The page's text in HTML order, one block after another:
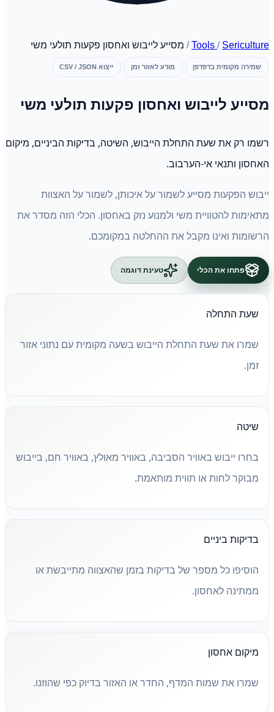
Tools/Sericulture
/מסייע לייבוש ואחסון פקעות תולעי משי
שמירה מקומית בדפדפן מודע לאזור זמן ייצוא CSV / JSON
מסייע לייבוש ואחסון פקעות תולעי משי
רשמו רק את שעת התחלת הייבוש, השיטה, בדיקות הביניים, מיקום
האחסון ותנאי אי-הערבוב.
ייבוש הפקעות מסייע לשמור על איכותן, לשמור על האצוות
מתאימות להטוויית משי ולמנוע נזק באחסון. הכלי הזה מסדר את
הרשומות ואינו מקבל את ההחלטה במקומכם.
פתחו את הכלי טעינת דוגמה
שעת התחלה
שמרו את שעת התחלת הייבוש בשעה מקומית עם נתוני אזור
זמן.
שיטה
בחרו ייבוש באוויר הסביבה, באוויר מאולץ, באוויר חם, בייבוש
מבוקר לחות או תווית מותאמת.
בדיקות ביניים
הוסיפו כל מספר של בדיקות בזמן שהאצווה מתייבשת או
ממתינה לאחסון.
מיקום אחסון
שמרו את שמות המדף, החדר או האזור בדיוק כפי שהוזנו.